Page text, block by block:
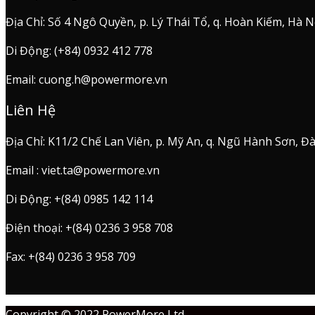
Địa Chỉ: Số 4 Ngô Quyền, p. Lý Thái Tổ, q. Hoàn Kiếm, Hà
Di Động: (+84) 0932 412 778
Email: cuong.h@powermore.vn
Liên Hệ
Địa Chỉ: K11/2 Chế Lan Viên, p. Mỹ An, q. Ngũ Hành Sơn,
Email : viet.ta@powermore.vn
Di Động: +(84) 0985 142 114
Điện thoại: +(84) 0236 3 958 708
Fax: +(84) 0236 3 958 709